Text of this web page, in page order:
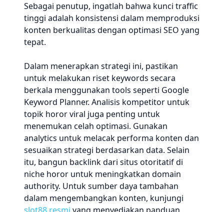
Sebagai penutup, ingatlah bahwa kunci traffic
tinggi adalah konsistensi dalam memproduksi
konten berkualitas dengan optimasi SEO yang
tepat.
Dalam menerapkan strategi ini, pastikan
untuk melakukan riset keywords secara
berkala menggunakan tools seperti Google
Keyword Planner. Analisis kompetitor untuk
topik horor viral juga penting untuk
menemukan celah optimasi. Gunakan
analytics untuk melacak performa konten dan
sesuaikan strategi berdasarkan data. Selain
itu, bangun backlink dari situs otoritatif di
niche horor untuk meningkatkan domain
authority. Untuk sumber daya tambahan
dalam mengembangkan konten, kunjungi